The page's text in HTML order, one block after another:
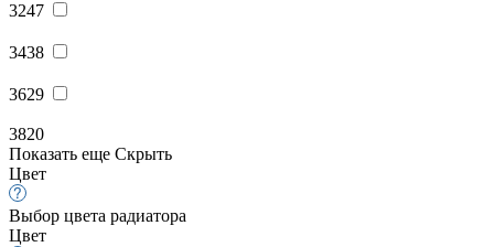
3247
3438
3629
3820
Показать еще Скрыть
Цвет
Выбор цвета радиатора
Цвет